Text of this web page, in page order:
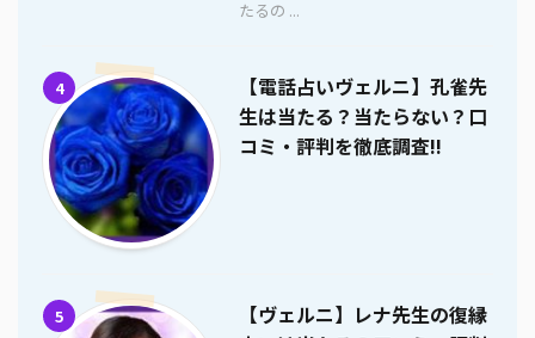
たるの ...
4
【電話占いヴェルニ】孔雀先
生は当たる？当たらない？口
コミ・評判を徹底調査!!
5
【ヴェルニ】レナ先生の復縁